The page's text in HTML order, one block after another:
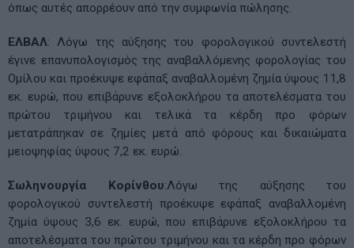
όπως αυτές απορρέουν από την συμφωνία πώλησης.
ΕΛΒΑΛ: Λόγω της αύξησης του φορολογικού συντελεστή
έγινε επανυπολογισμός της αναβαλλόμενης φορολογίας του
Ομίλου και προέκυψε εφάπαξ αναβαλλομένη ζημία ύψους 11,8
εκ. ευρώ, που επιβάρυνε εξολοκλήρου τα αποτελέσματα του
πρώτου τριμήνου και τελικά τα κέρδη προ φόρων
μετατράπηκαν σε ζημίες μετά από φόρους και δικαιώματα
μειοψηφίας ύψους 7,2 εκ. ευρώ.
Σωληνουργία Κορίνθου:Λόγω της αύξησης του
φορολογικού συντελεστή προέκυψε εφάπαξ αναβαλλομένη
ζημία ύψους 3,6 εκ. ευρώ, που επιβάρυνε εξολοκλήρου τα
αποτελέσματα του πρώτου τριμήνου και τα κέρδη προ φόρων